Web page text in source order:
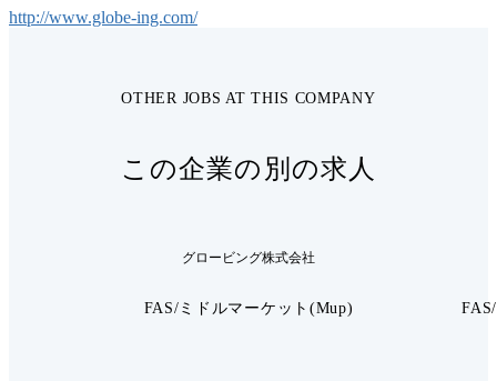
http://www.globe-ing.com/
OTHER JOBS AT THIS COMPANY
この企業の別の求人
グロービング株式会社
FAS/ミドルマーケット(Mup)